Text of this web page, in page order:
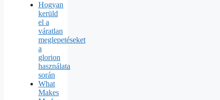
Hogyan
kerüld
el a
váratlan
meglepetéseket
a
glorion
használata
során
What
Makes